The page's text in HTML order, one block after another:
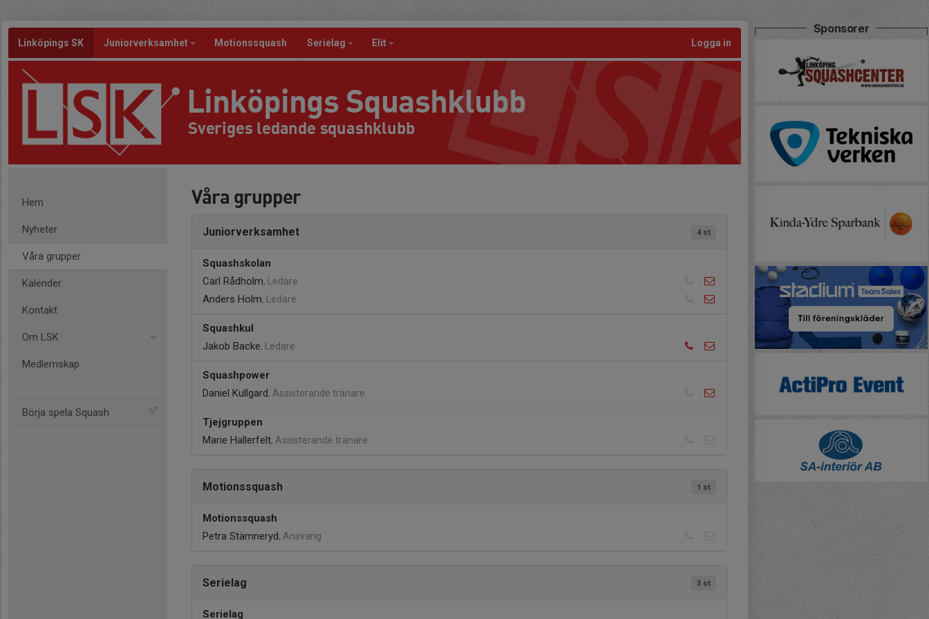
Linköpings SK Juniorverksamhet Motionssquash Serielag Elit Logga in
Linköpings Squashklubb
Sveriges ledande squashklubb
Hem
Nyheter
Våra grupper
Kalender
Kontakt
Om LSK
Medlemskap
Börja spela Squash
Våra grupper
4 st
Juniorverksamhet
Squashskolan
Carl Rådholm, Ledare
Anders Holm, Ledare
Squashkul
Jakob Backe, Ledare
Squashpower
Daniel Kullgard, Assisterande tränare
Tjejgruppen
Marie Hallerfelt, Assisterande tränare
1 st
Motionssquash
Motionssquash
Petra Stämneryd, Ansvarig
3 st
Serielag
Serielag
Sponsorer